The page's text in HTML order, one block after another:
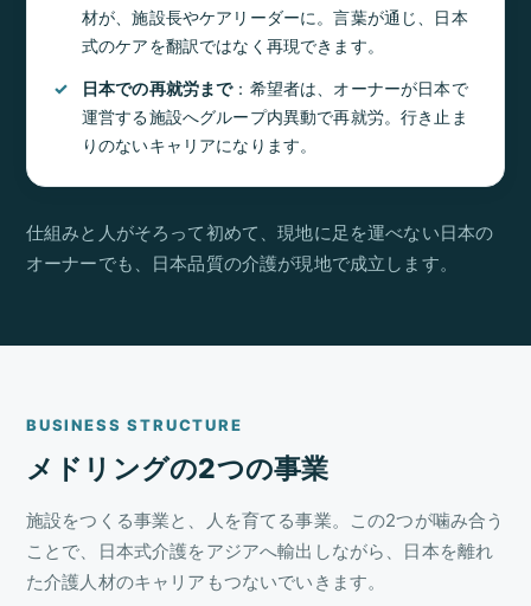
材が、施設長やケアリーダーに。言葉が通じ、日本
式のケアを翻訳ではなく再現できます。
日本での再就労まで：希望者は、オーナーが日本で
運営する施設へグループ内異動で再就労。行き止ま
りのないキャリアになります。
仕組みと人がそろって初めて、現地に足を運べない日本の
オーナーでも、日本品質の介護が現地で成立します。
BUSINESS STRUCTURE
メドリングの2つの事業
施設をつくる事業と、人を育てる事業。この2つが噛み合う
ことで、日本式介護をアジアへ輸出しながら、日本を離れ
た介護人材のキャリアもつないでいきます。